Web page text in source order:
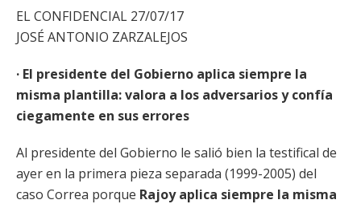
EL CONFIDENCIAL 27/07/17
JOSÉ ANTONIO ZARZALEJOS
· El presidente del Gobierno aplica siempre la
misma plantilla: valora a los adversarios y confía
ciegamente en sus errores
Al presidente del Gobierno le salió bien la testifical de
ayer en la primera pieza separada (1999-2005) del
caso Correa porque Rajoy aplica siempre la misma